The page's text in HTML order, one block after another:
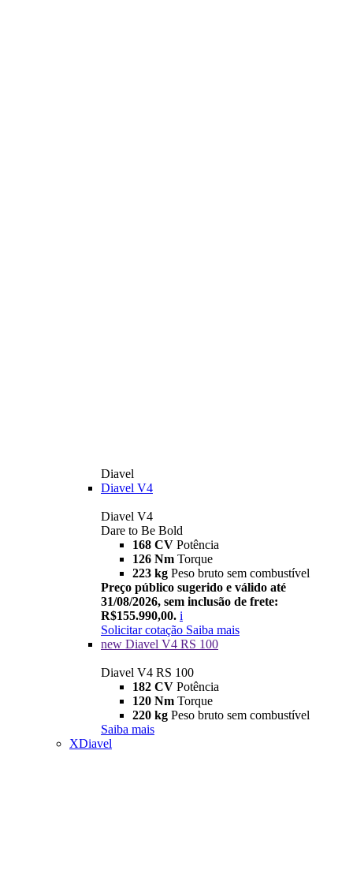
Diavel
Diavel V4
Diavel V4
Dare to Be Bold
168 CV Potência
126 Nm Torque
223 kg Peso bruto sem combustível
Preço público sugerido e válido até
31/08/2026, sem inclusão de frete:
R$155.990,00. i
Solicitar cotação Saiba mais
new Diavel V4 RS 100
Diavel V4 RS 100
182 CV Potência
120 Nm Torque
220 kg Peso bruto sem combustível
Saiba mais
XDiavel